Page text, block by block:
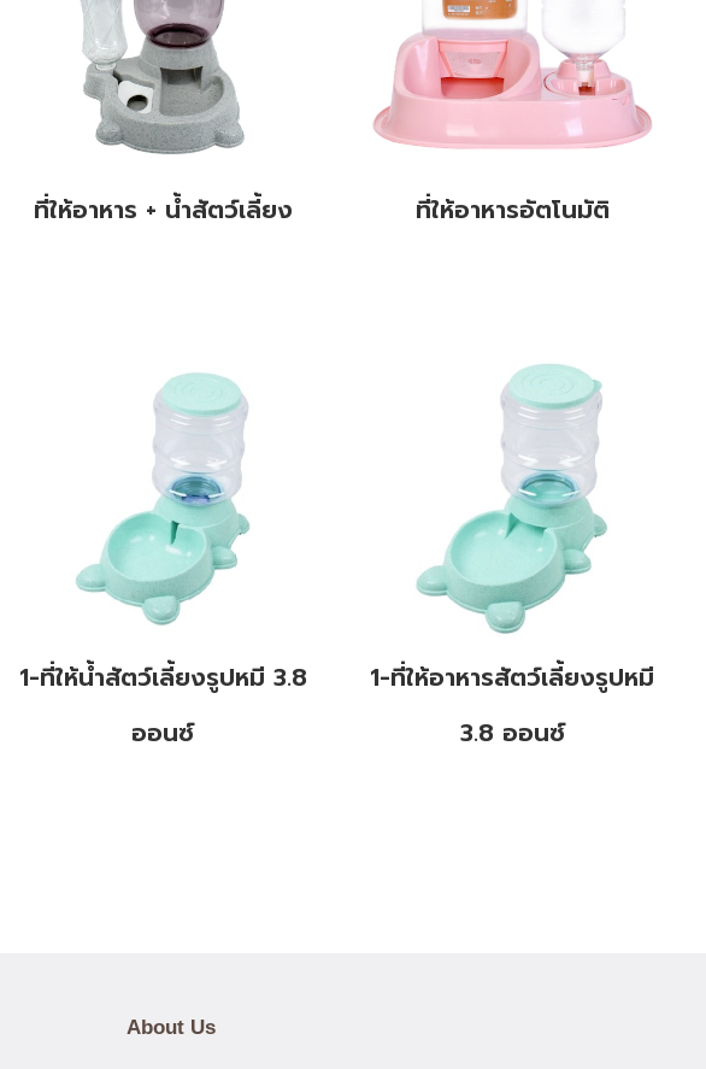
ที่ให้อาหาร + น้ำสัตว์เลี้ยง ที่ให้อาหารอัตโนมัติ
1-ที่ให้น้ำสัตว์เลี้ยงรูปหมี 3.8
ออนซ์
1-ที่ให้อาหารสัตว์เลี้ยงรูปหมี
3.8 ออนซ์
About Us